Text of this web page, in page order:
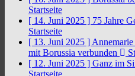
Startseite
[ 14. Juni 2025 ] 75 Jahre
Startseite
[ 13. Juni 2025 ]
mit Borussia verbunden
[ 12. Juni 2025 ] Ganz im
Startseite